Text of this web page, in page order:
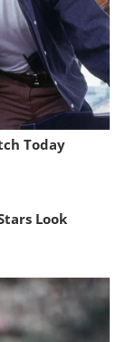
Today
Look